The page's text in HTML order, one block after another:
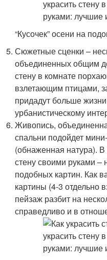
“Кусочек” осени на
Сюжетные сценки –
объединенных общим
стену в комнате
взлетающим птицами,
придадут больше
урбанистическому
Живопись,
спальни подойдет
(обнаженная натура). В
стену своими руками –
подобных картин. Как
картины (4-3 отдельно
пейзаж разбит на
справедливо и в